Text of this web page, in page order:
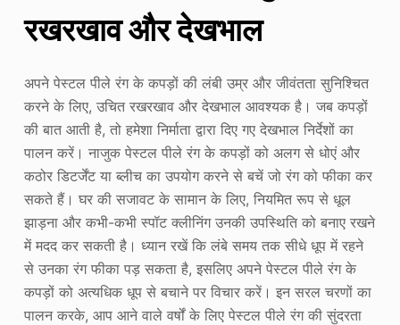
रखरखाव और देखभाल
अपने पेस्टल पीले रंग के कपड़ों की लंबी उम्र और जीवंतता सुनिश्चित
करने के लिए, उचित रखरखाव और देखभाल आवश्यक है। जब कपड़ों
की बात आती है, तो हमेशा निर्माता द्वारा दिए गए देखभाल निर्देशों का
पालन करें। नाजुक पेस्टल पीले रंग के कपड़ों को अलग से धोएं और
कठोर डिटर्जेंट या ब्लीच का उपयोग करने से बचें जो रंग को फीका कर
सकते हैं। घर की सजावट के सामान के लिए, नियमित रूप से धूल
झाड़ना और कभी-कभी स्पॉट क्लीनिंग उनकी उपस्थिति को बनाए रखने
में मदद कर सकती है। ध्यान रखें कि लंबे समय तक सीधे धूप में रहने
से उनका रंग फीका पड़ सकता है, इसलिए अपने पेस्टल पीले रंग के
कपड़ों को अत्यधिक धूप से बचाने पर विचार करें। इन सरल चरणों का
पालन करके, आप आने वाले वर्षों के लिए पेस्टल पीले रंग की सुंदरता